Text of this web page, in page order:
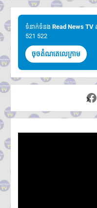
ទំនាក់ទំនង​​ Read News TV
521 522
ចុចតំណតេលេក្រាម